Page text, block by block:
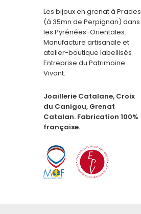
Les bijoux en grenat à Prades
(à 35mn de Perpignan) dans
les Pyrénées-Orientales.
Manufacture artisanale et
atelier-boutique labellisés
Entreprise du Patrimoine
Vivant.
Joaillerie Catalane, Croix
du Canigou, Grenat
Catalan. Fabrication 100%
française.